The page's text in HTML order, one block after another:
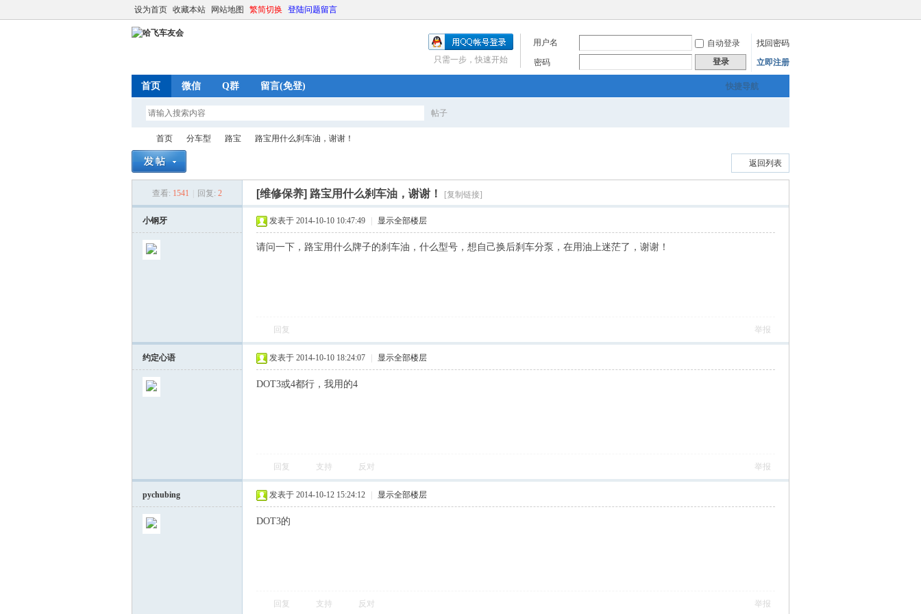
设为首页 收藏本站 网站地图 繁简切换 登陆问题留言
用户名 自动登录
找回密码
密码
登录 立即注册
只需一步，快速开始
快捷导航
首页 微信 Q群 留言(免登)
帖子
索
首页
›
分车型
›
路宝 路宝用什么刹车油，谢谢！
返回列表
查看: 1541 回复: 2 [维修保养] 路宝用什么刹车油，谢谢！ [复制链接]
小钢牙 发表于 2014-10-10 10:47:49 显示全部楼层
请问一下，路宝用什么牌子的刹车油，什么型号，想自己换后刹车分泵，在用油上迷茫了，谢谢！
回复 举报
约定心语 发表于 2014-10-10 18:24:07 显示全部楼层
DOT3或4都行，我用的4
回复 支持 反对 举报
pychubing 发表于 2014-10-12 15:24:12 显示全部楼层
DOT3的
回复 支持 反对 举报